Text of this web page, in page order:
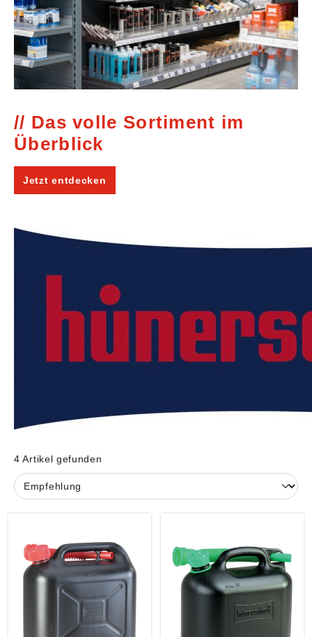
Das volle Sortiment im
Überblick
Jetzt entdecken
4 Artikel gefunden